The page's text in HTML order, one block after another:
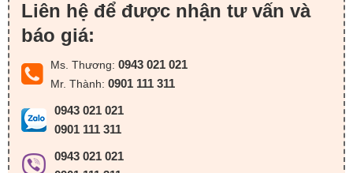
Liên hệ để được nhận tư vấn và
báo giá:
Ms. Thương: 0943 021 021
Mr. Thành: 0901 111 311
0943 021 021
0901 111 311
0943 021 021